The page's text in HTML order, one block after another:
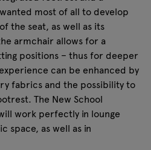
most of all to develop
the seat, as well as its
armchair allows for a
positions – thus for deeper
can be enhanced by
fabrics and the possibility to
The New School
work perfectly in lounge
space, as well as in